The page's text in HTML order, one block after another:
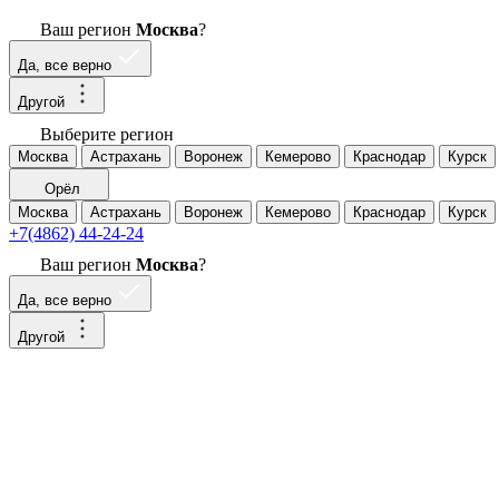
Ваш регион Москва?
Да, все верно
Другой
Выберите регион
Москва Астрахань Воронеж Кемерово Краснодар Курск
Орёл
Москва
Астрахань Воронеж Кемерово Краснодар Курск
+7(4862) 44-24-24
Ваш регион Москва?
Да, все верно
Другой